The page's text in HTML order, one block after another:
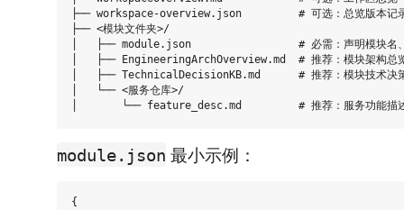
├── workspace-overview.json         # 可选：总览版本记
├── <模块文件夹>/
│   ├── module.json                 # 必需：声明模块名、
│   ├── EngineeringArchOverview.md  # 推荐：模块架构总
│   ├── TechnicalDecisionKB.md      # 推荐：模块技术决
│   └── <服务仓库>/
module.json 最小示例：
{